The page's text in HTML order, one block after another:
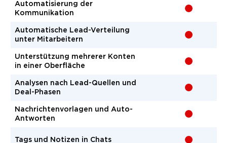
Automatisierung der
Kommunikation
-
Automatische Lead-Verteilung
unter Mitarbeitern
-
Unterstützung mehrerer Konten
in einer Oberfläche
-
Analysen nach Lead-Quellen und
Deal-Phasen
-
Nachrichtenvorlagen und Auto-
Antworten
-
Tags und Notizen in Chats -